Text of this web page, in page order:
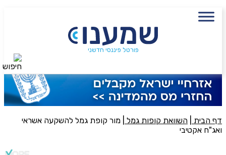
פורטל פיננסי חדשני
דף הבית השוואת קופות גמל
מור קופת גמל להשקעה אשראי
ואג"ח אקטיבי
פעולה נדרשת
היכן מנוהל החיסכון?
חיפוש